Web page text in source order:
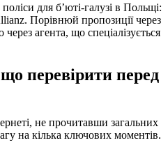
для бʼюті-галузі в Польщі:
Порівнюй пропозиції через
агента, що спеціалізується
перевірити перед
не прочитавши загальних
на кілька ключових моментів.